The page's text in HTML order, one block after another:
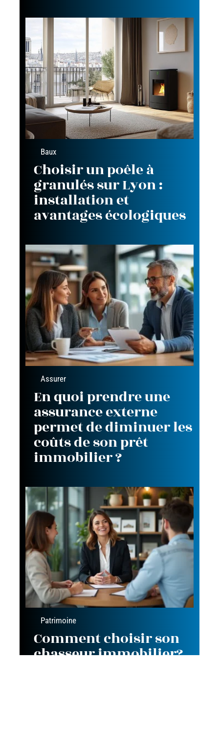
Baux
Choisir un poêle à
granulés sur Lyon :
installation et
avantages écologiques
Assurer
En quoi prendre une
assurance externe
permet de diminuer les
coûts de son prêt
immobilier ?
Patrimoine
Comment choisir son
chasseur immobilier?